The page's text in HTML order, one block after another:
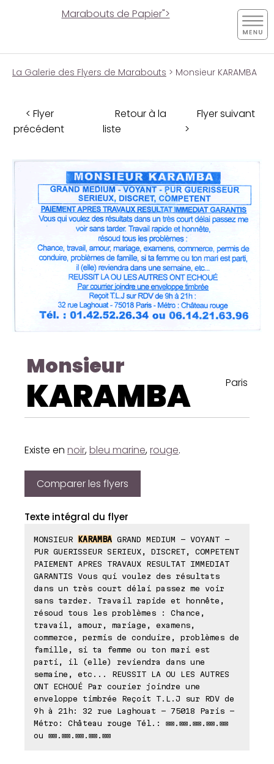
Marabouts de Papier">
La Galerie des Flyers de Marabouts > Monsieur KARAMBA
< Flyer
précédent
Retour à la
liste
Flyer suivant
>
Monsieur
KARAMBA Paris
Existe en noir,bleu marine,rouge.
Comparer les flyers
Texte intégral du flyer
MONSIEUR KARAMBA GRAND MEDIUM - VOYANT -
PUR GUERISSEUR SERIEUX, DISCRET, COMPETENT
PAIEMENT APRES TRAVAUX RESULTAT IMMEDIAT
GARANTIS Vous qui voulez des résultats
dans un très court délai passez me voir
sans tarder. Travail rapide et honnête,
résoud tous les problèmes : Chance,
travail, amour, mariage, examens,
commerce, permis de conduire, problèmes de
famille, si ta femme ou ton mari est
parti, il (elle) reviendra dans une
semaine, etc... REUSSIT LA OU LES AUTRES
ONT ECHOUÉ Par courier joindre une
enveloppe timbrée Reçoit T.L.J sur RDV de
9h à 21h: 32 rue Laghouat - 75018 Paris -
Métro: Château rouge Tél.: ⊠⊠.⊠⊠.⊠⊠.⊠⊠.⊠⊠
ou ⊠⊠.⊠⊠.⊠⊠.⊠⊠.⊠⊠